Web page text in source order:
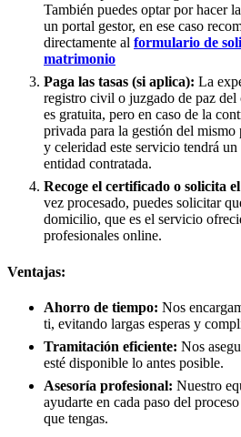
También puedes optar por hacer
un portal gestor, en ese caso
directamente al formulario de
matrimonio
Paga las tasas (si aplica): La
registro civil o juzgado de paz
es gratuita, pero en caso de la
privada para la gestión del
y celeridad este servicio tendrá un
entidad contratada.
Recoge el certificado o solicita
vez procesado, puedes solicitar
domicilio, que es el servicio
profesionales online.
Ventajas:
Ahorro de tiempo: Nos
ti, evitando largas esperas y
Tramitación eficiente: Nos
esté disponible lo antes posible.
Asesoría profesional: Nuestro
ayudarte en cada paso del
que tengas.